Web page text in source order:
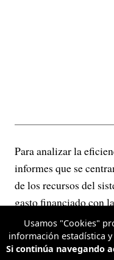
Para analizar la
informes que se
de los recursos del
gasto financiado con
(UPC) entre 2018 y
referencia por
de contratación para
Usamos "Cookies"
información estadística
Si continúa navegando